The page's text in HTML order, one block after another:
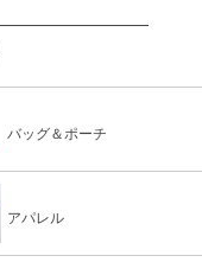
バッグ＆ポーチ
アパレル